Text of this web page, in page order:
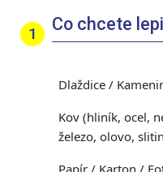
Co chcete
Dlaždice /
Kov (hliník, ocel,
železo, olovo,
Papír / Karton /